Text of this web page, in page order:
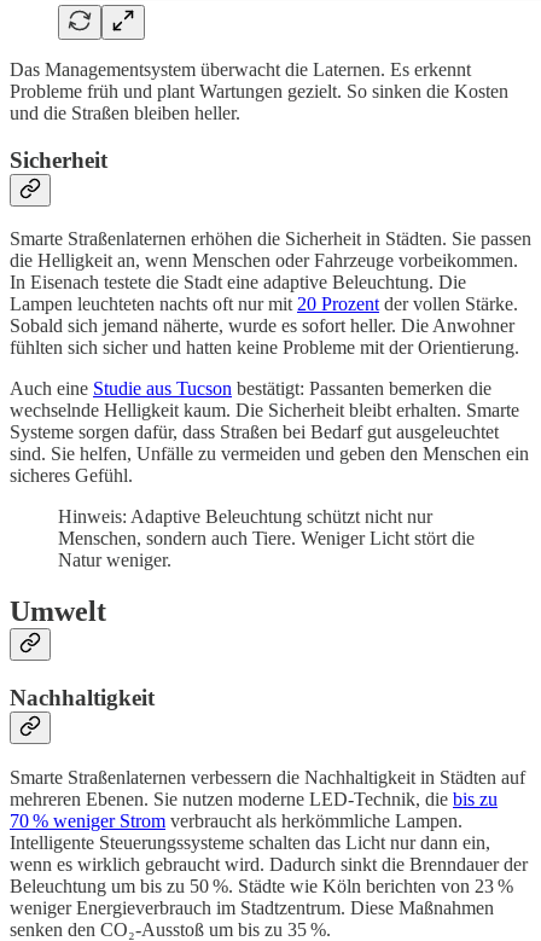
Das Managementsystem überwacht die Laternen. Es erkennt
Probleme früh und plant Wartungen gezielt. So sinken die Kosten
und die Straßen bleiben heller.
Sicherheit
Smarte Straßenlaternen erhöhen die Sicherheit in Städten. Sie passen
die Helligkeit an, wenn Menschen oder Fahrzeuge vorbeikommen.
In Eisenach testete die Stadt eine adaptive Beleuchtung. Die
Lampen leuchteten nachts oft nur mit20 Prozentder vollen Stärke.
Sobald sich jemand näherte, wurde es sofort heller. Die Anwohner
fühlten sich sicher und hatten keine Probleme mit der Orientierung.
Auch eine Studie aus Tucson bestätigt: Passanten bemerken die
wechselnde Helligkeit kaum. Die Sicherheit bleibt erhalten. Smarte
Systeme sorgen dafür, dass Straßen bei Bedarf gut ausgeleuchtet
sind. Sie helfen, Unfälle zu vermeiden und geben den Menschen ein
sicheres Gefühl.
Hinweis: Adaptive Beleuchtung schützt nicht nur
Menschen, sondern auch Tiere. Weniger Licht stört die
Natur weniger.
Umwelt
Nachhaltigkeit
Smarte Straßenlaternen verbessern die Nachhaltigkeit in Städten auf
mehreren Ebenen. Sie nutzen moderne LED-Technik, die bis zu
70 % weniger Strom verbraucht als herkömmliche Lampen.
Intelligente Steuerungssysteme schalten das Licht nur dann ein,
wenn es wirklich gebraucht wird. Dadurch sinkt die Brenndauer der
Beleuchtung um bis zu 50 %. Städte wie Köln berichten von 23 %
weniger Energieverbrauch im Stadtzentrum. Diese Maßnahmen
senken den CO₂-Ausstoß um bis zu 35 %.